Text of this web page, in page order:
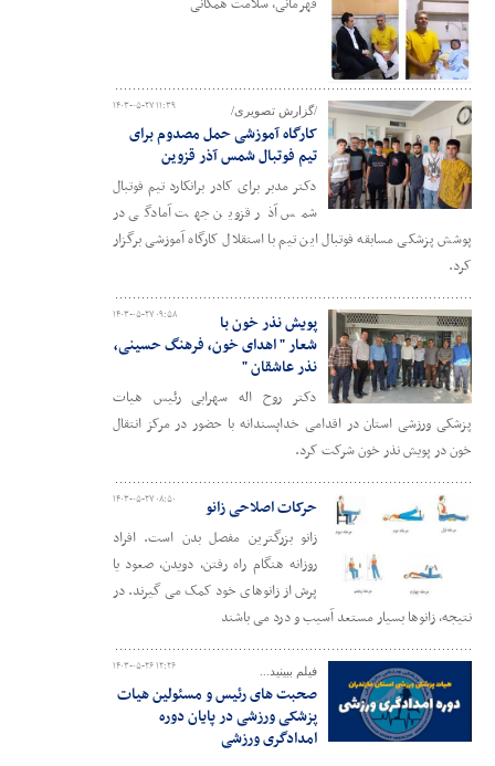
۱۴۰۳-۰۵-۲۷ ۱۱:۳۹ /گزارش تصویری/
کارگاه آموزشی حمل مصدوم برای
تیم فوتبال شمس آذر قزوین
دکتر مدبر برای کادر برانکارد تیم فوتبال
شمس آذر قزوین جهت آمادگی در
پوشش پزشکی مسابقه فوتبال این تیم با استقلال کارگاه آموزشی برگزار
کرد.
۱۴۰۳-۰۵-۲۷ ۰۹:۵۸
پویش نذر خون با
شعار " اهدای خون، فرهنگ حسینی،
نذر عاشقان "
دکتر روح اله سهرابی رئیس هیات
پزشکی ورزشی استان در اقدامی خداپسندانه با حضور در مرکز انتقال
خون در پویش نذر خون شرکت کرد.
۱۴۰۳-۰۵-۲۷ ۰۸:۵۰ حرکات اصلاحی زانو
زانو بزرگترین مفصل بدن است. افراد
روزانه هنگام راه رفتن، دویدن، صعود یا
پرش از زانوهای خود کمک می گیرند. در
نتیجه، زانوها بسیار مستعد آسیب و درد می باشند
۱۴۰۳-۰۵-۲۶ ۱۲:۲۶ فیلم ببینید...
صحبت های رئیس و مسئولین هیات
پزشکی ورزشی در پایان دوره
امدادگری ورزشی